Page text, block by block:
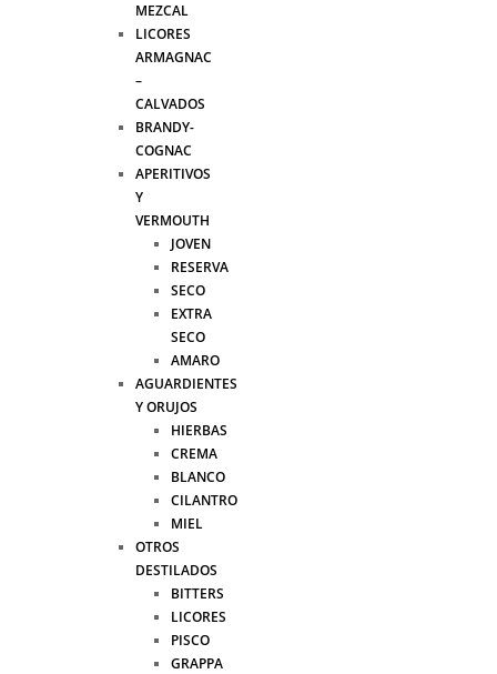
MEZCAL
LICORES
ARMAGNAC
–
CALVADOS
BRANDY-
COGNAC
APERITIVOS
Y
VERMOUTH
JOVEN
RESERVA
SECO
EXTRA
SECO
AMARO
AGUARDIENTES
Y ORUJOS
HIERBAS
CREMA
BLANCO
CILANTRO
MIEL
OTROS
DESTILADOS
BITTERS
LICORES
PISCO
GRAPPA